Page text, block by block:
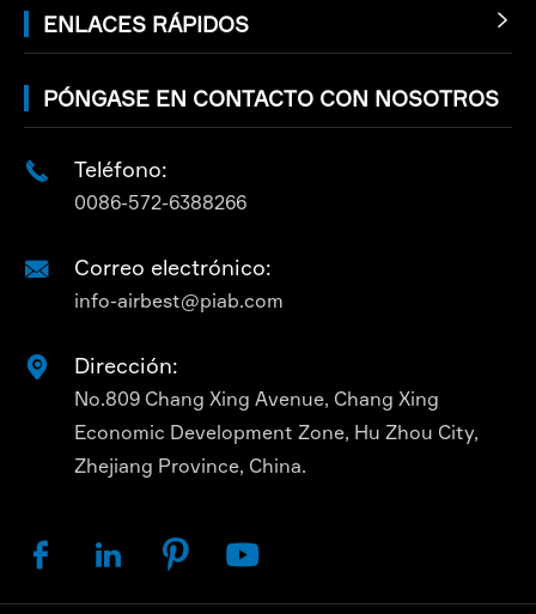
ENLACES RÁPIDOS 
PÓNGASE EN CONTACTO CON NOSOTROS
 Teléfono:
0086-572-6388266
 Correo electrónico:
info-airbest@piab.com
 Dirección:
No.809 Chang Xing Avenue, Chang Xing
Economic Development Zone, Hu Zhou City,
Zhejiang Province, China.
   